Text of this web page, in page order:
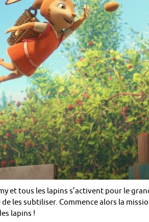
et tous les lapins s’activent pour le
les subtiliser. Commence alors la
lapins !